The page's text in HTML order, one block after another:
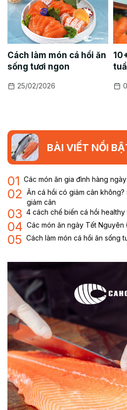
Cách làm món cá hồi ăn
sống tươi ngon
25/02/2026
BÀI VIẾT NỔI
01 Các món ăn gia đình hàng
02 Ăn cá hồi có giảm cân
giảm cân
03 4 cách chế biến cá hồi healthy
04 Các món ăn ngày Tết Nguyên
05 Cách làm món cá hồi ăn sống